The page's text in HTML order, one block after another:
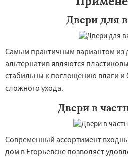
Работаем по
регионам
Двери для
Самым практичным вариантом из
альтернатив являются
стабильны к поглощению влаги и
сложного ухода.
Двери в
Современный ассортимент
дом в Егорьевске позволяет
УЗНАТЬ